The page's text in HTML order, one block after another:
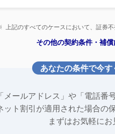
上記のすべてのケースにおいて、証券
その他の契約条件・補
あなたの条件で今
メールアドレス」や「電話番
ット割引が適用された場合の
まずはお気軽にお